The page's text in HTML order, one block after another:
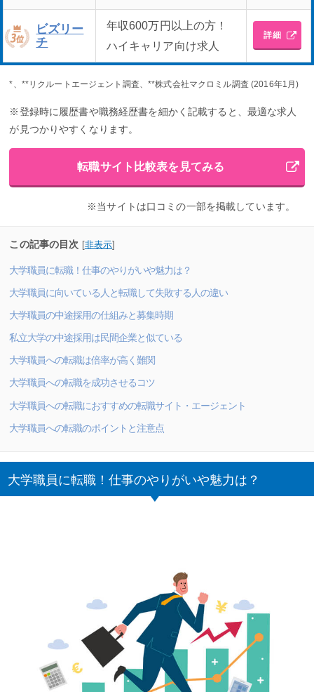
ビズリー
チ
年収600万円以上の方！
ハイキャリア向け求人
詳細
*、**リクルートエージェント調査、**株式会社マクロミル調査 (2016年1月)
※登録時に履歴書や職務経歴書を細かく記載すると、最適な求人
が見つかりやすくなります。
転職サイト比較表を見てみる
※当サイトは口コミの一部を掲載しています。
この記事の目次 [非表示]
大学職員に転職！仕事のやりがいや魅力は？
大学職員に向いている人と転職して失敗する人の違い
大学職員の中途採用の仕組みと募集時期
私立大学の中途採用は民間企業と似ている
大学職員への転職は倍率が高く難関
大学職員への転職を成功させるコツ
大学職員への転職におすすめの転職サイト・エージェント
大学職員への転職のポイントと注意点
大学職員に転職！仕事のやりがいや魅力は？